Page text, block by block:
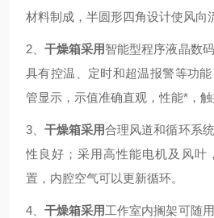
材料制成，半圆形四角设计使风向
2、干燥箱采用智能型程序液晶数
具有控温、定时和超温报警等功
管显示，示值准确直观，性能*，触
3、干燥箱采用合理风道和循环系
性良好；采用高性能电机及风叶
置，内腔空气可以更新循环。
4、干燥箱采用工作室内搁架可随